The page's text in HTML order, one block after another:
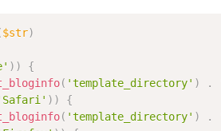
$str)
) )
{
( 'template_directory' ) .
) )
{
( 'template_directory' ) .